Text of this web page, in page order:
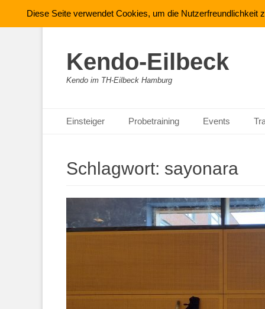
Kendo-Eilbeck
Kendo im TH-Eilbeck Hamburg
Primäres Menü
Inhalt
Einsteiger Probetraining Events
Schlagwort: sayonara
Diese Seite verwendet Cookies, um die